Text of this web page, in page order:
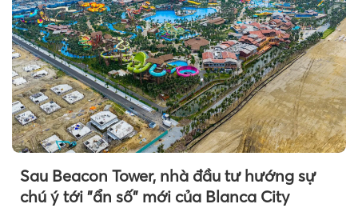
Sau Beacon Tower, nhà đầu tư hướng sự
chú ý tới "ẩn số" mới của Blanca City